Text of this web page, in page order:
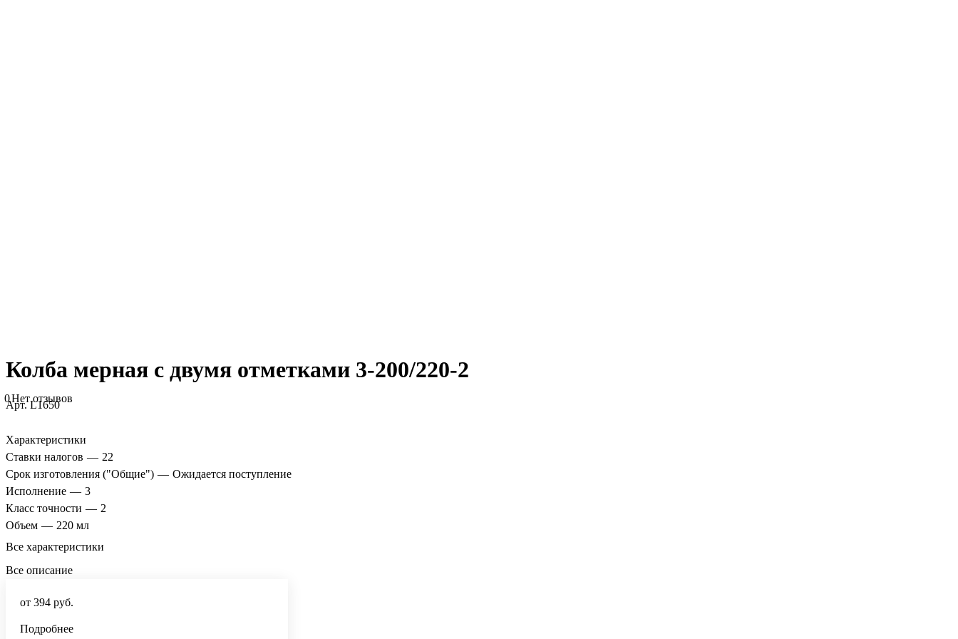
Колба мерная с двумя отметками 3-200/220-2
0Нет отзывов
Арт.L1650
Характеристики
Ставки налогов — 22
Срок изготовления ("Общие") — Ожидается поступление
Исполнение — 3
Класс точности — 2
Объем — 220 мл
Все характеристики
Все описание
от 394 руб.
Подробнее